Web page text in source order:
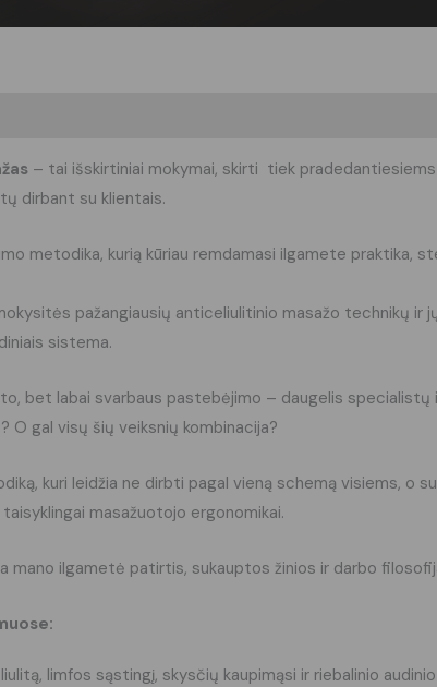
– tai išskirtiniai mokymai, skirti tiek
dirbant su klientais.
metodika, kurią kūriau remdamasi ilgamete
pažangiausių anticeliulitinio masažo technikų
sistema.
bet labai svarbaus pastebėjimo – daugelis
O gal visų šių veiksnių kombinacija?
kuri leidžia ne dirbti pagal vieną schemą visiems, o
masažuotojo ergonomikai.
mano ilgametė patirtis, sukauptos žinios ir darbo
limfos sąstingį, skysčių kaupimąsi ir riebalinio